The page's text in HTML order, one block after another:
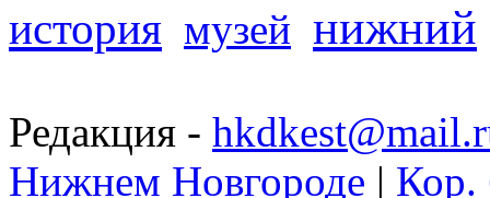
история музей нижний
Редакция -
Нижнем Новгороде | Кор.